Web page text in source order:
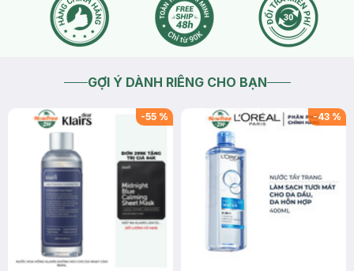
2026-06-06Thích
GỢI Ý DÀNH RIÊNG CHO BẠN
-55 % -43 %